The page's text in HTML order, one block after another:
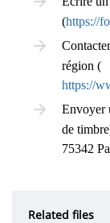
(https://
région (
https://
Envoyer
de
75342
Related files